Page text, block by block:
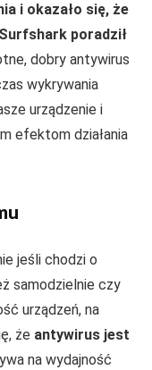
i okazało się, że
poradził
dobry antywirus
wykrywania
urządzenie i
efektom działania
jeśli chodzi o
samodzielnie czy
urządzeń, na
że antywirus jest
na wydajność